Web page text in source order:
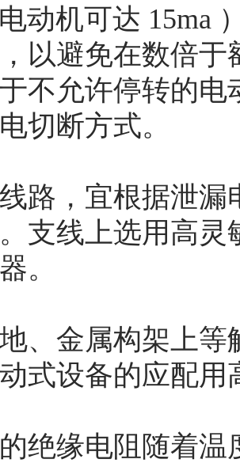
动机可达 15ma
以避免在数倍
不允许停转的
切断方式。
路，宜根据泄
支线上选用高
。
、金属构架上等
式设备的应配
绝缘电阻随着